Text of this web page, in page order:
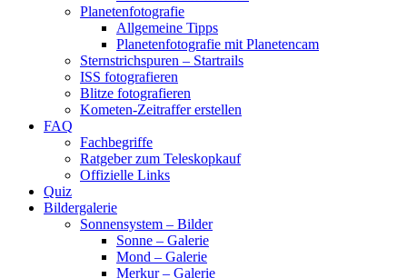
Planetenfotografie
Allgemeine Tipps
Planetenfotografie mit Planetencam
Sternstrichspuren – Startrails
ISS fotografieren
Blitze fotografieren
Kometen-Zeitraffer erstellen
FAQ
Fachbegriffe
Ratgeber zum Teleskopkauf
Offizielle Links
Quiz
Bildergalerie
Sonnensystem – Bilder
Sonne – Galerie
Mond – Galerie
Merkur – Galerie